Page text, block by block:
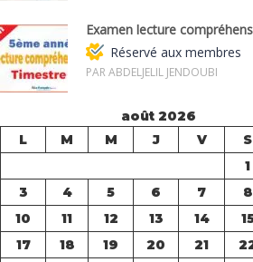
Examen lecture
Réservé aux membres
PAR ABDELJELIL JENDOUBI
août 2026
L
M M J V S
1
3
4 5 6 7 8
10
11 12 13 14
17
18 19 20 21